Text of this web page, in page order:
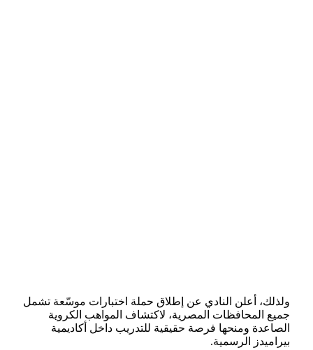
ولذلك، أعلن النادي عن إطلاق حملة اختبارات موسّعة تشمل
جميع المحافظات المصرية، لاكتشاف المواهب الكروية
الصاعدة ومنحها فرصة حقيقية للتدريب داخل أكاديمية
بيراميدز الرسمية.